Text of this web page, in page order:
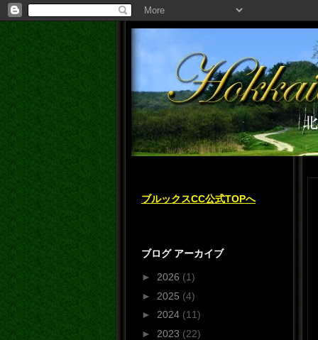
ブルックスCC公式TOPへ
ブログ アーカイブ
► 2026 (1)
► 2025 (4)
► 2024 (11)
► 2023 (22)